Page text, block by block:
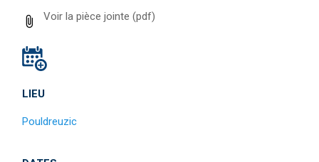
Voir la pièce jointe (pdf)
LIEU
Pouldreuzic